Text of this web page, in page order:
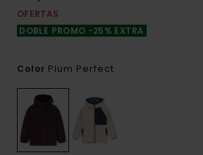
OFERTAS
DOBLE PROMO -25% EXTRA
Color Plum Perfect